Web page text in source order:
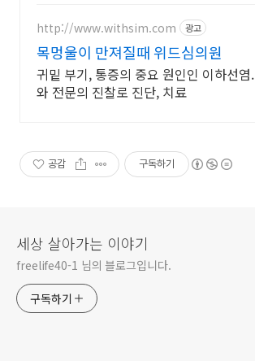
께 확인해보세요.
http://www.withsim.com 광고
목멍울이 만져질때 위드심의원
귀밑 부기, 통증의 중요 원인인 이하선
와 전문의 진찰로 진단, 치료
공감 구독하기
세상 살아가는 이야기
freelife40-1 님의 블로그입니다.
구독하기